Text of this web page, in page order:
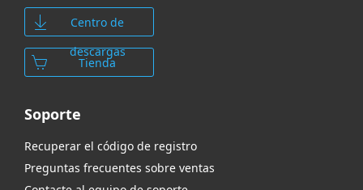
Centro de
descargas
Tienda
Soporte
Recuperar el código de registro
Preguntas frecuentes sobre ventas